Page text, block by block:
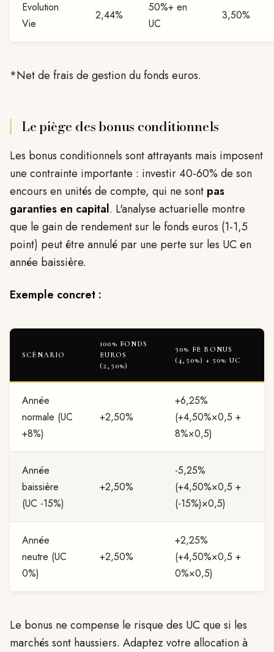
Evolution
Vie
2,44%
50%+ en
UC
3,50%
*Net de frais de gestion du fonds euros.
Le piège des bonus conditionnels
Les bonus conditionnels sont attrayants mais imposent
une contrainte importante : investir 40-60% de son
encours en unités de compte, qui ne sont pas
garanties en capital. L'analyse actuarielle montre
que le gain de rendement sur le fonds euros (1-1,5
point) peut être annulé par une perte sur les UC en
année baissière.
Exemple concret :
SCÉNARIO
100% FONDS
EUROS
(2,50%)
50% FE BONUS
(4,50%) + 50% UC
Année
normale (UC
+8%)
+2,50%
+6,25%
(+4,50%×0,5 +
8%×0,5)
Année
baissière
(UC -15%)
+2,50%
-5,25%
(+4,50%×0,5 +
(-15%)×0,5)
Année
neutre (UC
0%)
+2,50%
+2,25%
(+4,50%×0,5 +
0%×0,5)
Le bonus ne compense le risque des UC que si les
marchés sont haussiers. Adaptez votre allocation à